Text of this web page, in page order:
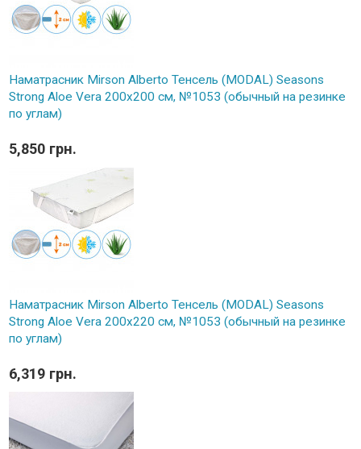
Наматрасник Mirson Alberto Тенсель (MODAL) Seasons
Strong Aloe Vera 200x200 см, №1053 (обычный на резинке
по углам)
5,850 грн.
Наматрасник Mirson Alberto Тенсель (MODAL) Seasons
Strong Aloe Vera 200x220 см, №1053 (обычный на резинке
по углам)
6,319 грн.